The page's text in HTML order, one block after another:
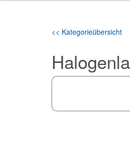
<< Kategorieübersicht